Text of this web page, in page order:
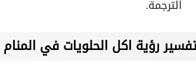
الترجمة.
رؤية اكل الحلويات في